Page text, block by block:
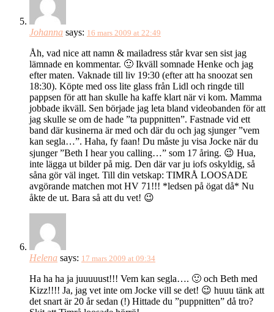
Johanna says: 16 mars 2009 at 22:49
Åh, vad nice att namn & mailadress står kvar sen sist jag
lämnade en kommentar. 🙂 Ikväll somnade Henke och jag
efter maten. Vaknade till liv 19:30 (efter att ha snoozat sen
18:30). Köpte med oss lite glass från Lidl och ringde till
pappsen för att han skulle ha kaffe klart när vi kom. Mamma
jobbade ikväll. Sen började jag leta bland videobanden för att
jag skulle se om de hade ”ta puppnitten”. Fastnade vid ett
band där kusinerna är med och där du och jag sjunger ”vem
kan segla…”. Haha, fy faan! Du måste ju visa Jocke när du
sjunger ”Beth I hear you calling…” som 17 åring. 😉 Hua,
inte lägga ut bilder på mig. Den där var ju iofs oskyldig, så
såna gör väl inget. Till din vetskap: TIMRÅ LOOSADE
avgörande matchen mot HV 71!!! *ledsen på ögat då* Nu
åkte de ut. Bara så att du vet! 😉
Helena says: 17 mars 2009 at 09:34
Ha ha ha ja juuuuust!!! Vem kan segla…. 🙂 och Beth med
Kizz!!!! Ja, jag vet inte om Jocke vill se det! 😉 huuu tänk att
det snart är 20 år sedan (!) Hittade du ”puppnitten” då tro?